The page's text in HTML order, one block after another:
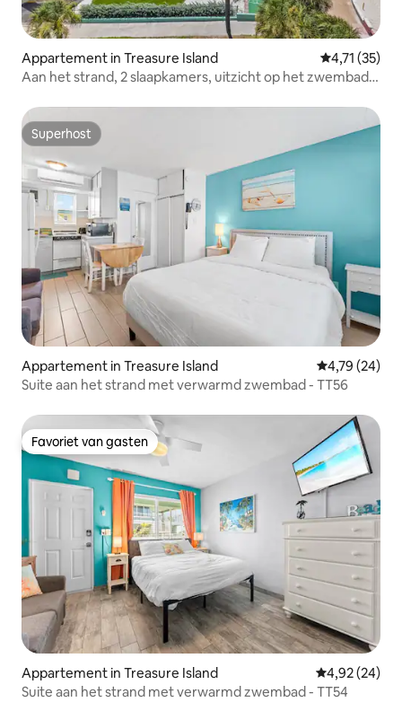
Appartement in Treasure Island Gemiddelde
4,71 (35)
Aan het strand, 2 slaapkamers, uitzicht op het zwembad
Superhost
Superhost
Appartement in Treasure Island Gemiddelde
4,79 (24)
Suite aan het strand met verwarmd zwembad - TT56
Favoriet van gasten
Favoriet van gasten
Appartement in Treasure Island Gemiddelde
4,92 (24)
Suite aan het strand met verwarmd zwembad - TT54